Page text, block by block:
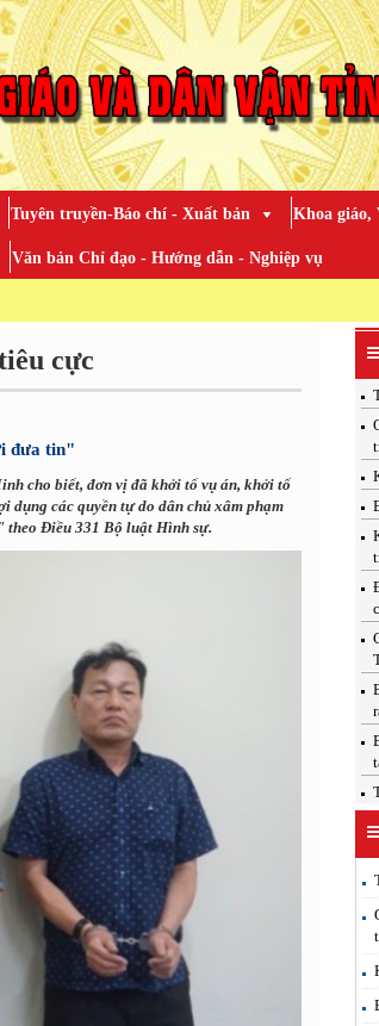
Tuyên truyền-Báo chí - Xuất bản Khoa giáo,
Văn bản Chỉ đạo - Hướng dẫn - Nghiệp vụ
cực
đưa tin"
cho biết, đơn vị đã khởi tố vụ án, khởi tố
các quyền tự do dân chủ xâm phạm
theo Điều 331 Bộ luật Hình sự.